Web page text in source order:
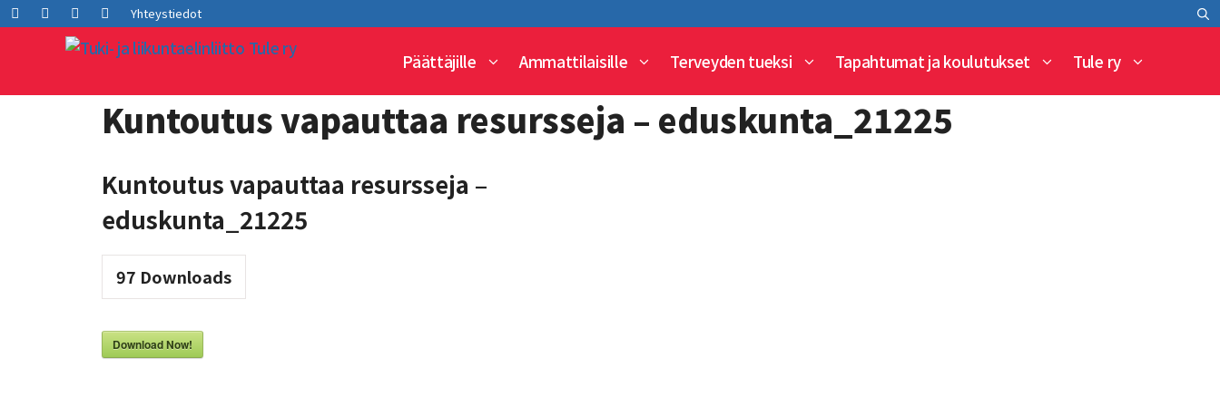
Siirry
sisältöön
FacebookLInkedInInstagramYoutube
Yhteystiedot
Päättäjille Ammattilaisille Terveyden tueksi Tapahtumat ja koulutukset Tule ry
Kuntoutus vapauttaa resursseja – eduskunta_21225
Kuntoutus vapauttaa resursseja –
eduskunta_21225
97 Downloads
Download Now!